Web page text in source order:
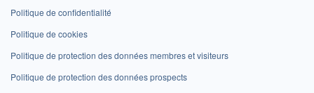
Politique de confidentialité
Politique de cookies
Politique de protection des données membres et visiteurs
Politique de protection des données prospects